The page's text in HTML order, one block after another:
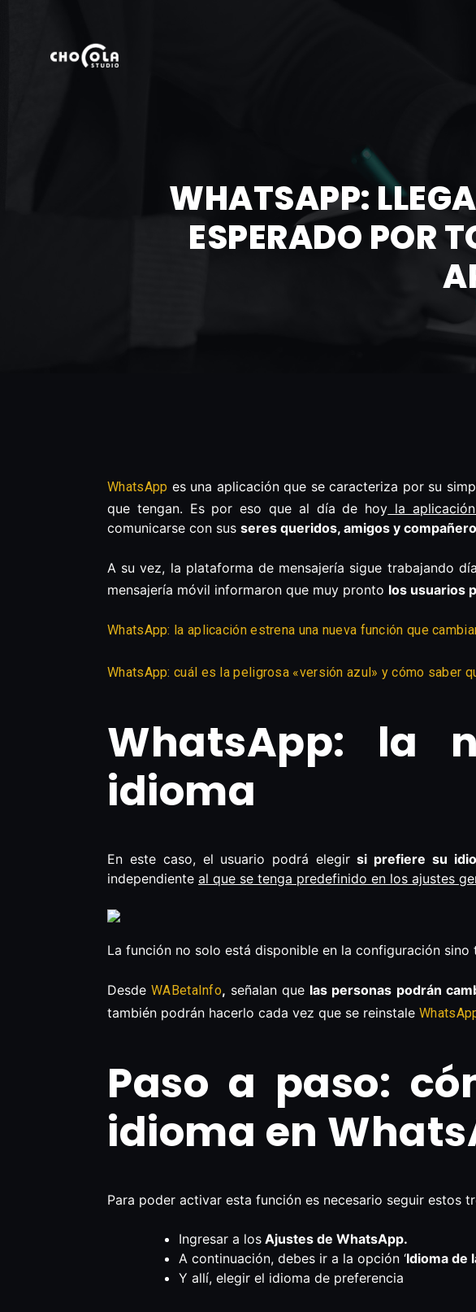
WHATSAPP:
ESPERADO POR
WhatsApp es una aplicación que se caracteriza por su
que tengan. Es por eso que al día de hoy la
comunicarse con sus seres queridos, amigos y
A su vez, la plataforma de mensajería sigue trabajando
mensajería móvil informaron que muy pronto los usuarios
WhatsApp: la aplicación estrena una nueva función que
WhatsApp: cuál es la peligrosa «versión azul» y cómo saber
WhatsApp: la
idioma
En este caso, el usuario podrá elegir si prefiere su
independiente al que se tenga predefinido en los ajustes
La función no solo está disponible en la configuración
DesdeWABetaInfo, señalan que las personas podrán
también podrán hacerlo cada vez que se reinstale
Paso a paso:
idioma en
Para poder activar esta función es necesario seguir estos
Ingresar a los Ajustes de WhatsApp.
A continuación, debes ir a la opción ‘Idioma de
Y allí, elegir el idioma de preferencia